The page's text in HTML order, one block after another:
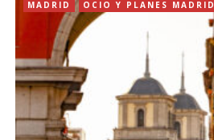
MADRID OCIO Y PLANES MADRID